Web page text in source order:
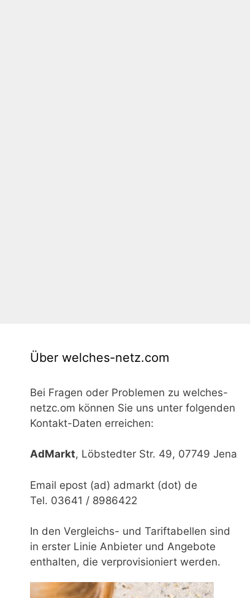
Über welches-netz.com
Bei Fragen oder Problemen zu welches-
netzc.om können Sie uns unter folgenden
Kontakt-Daten erreichen:
AdMarkt, Löbstedter Str. 49, 07749 Jena
Email epost (ad) admarkt (dot) de
Tel. 03641 / 8986422
In den Vergleichs- und Tariftabellen sind
in erster Linie Anbieter und Angebote
enthalten, die verprovisioniert werden.